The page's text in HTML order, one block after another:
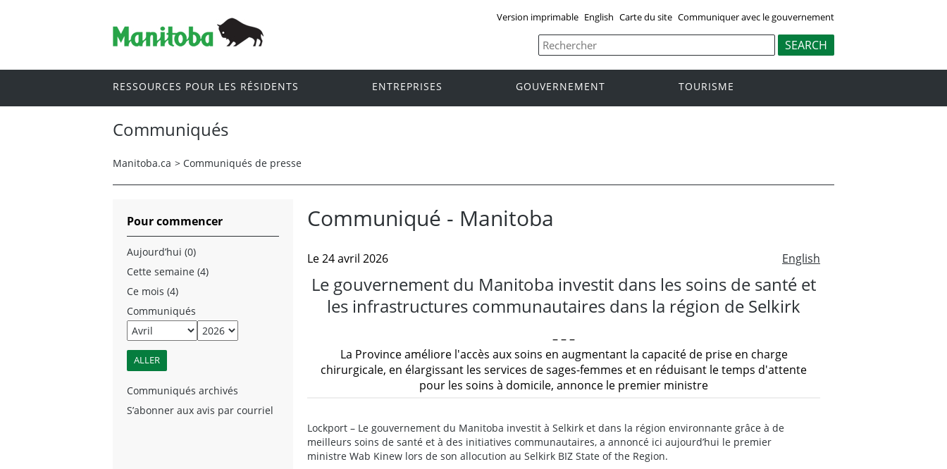
Version imprimable English Carte du site Communiquer avec le gouvernement
RESSOURCES POUR LES RÉSIDENTS ENTREPRISES GOUVERNEMENT TOURISME
Communiqués
Manitoba.ca > Communiqués de presse
Communiqué - Manitoba
English
Le 24 avril 2026
Le gouvernement du Manitoba investit dans les soins de santé et
les infrastructures communautaires dans la région de Selkirk
– – –
La Province améliore l'accès aux soins en augmentant la capacité de prise en charge
chirurgicale, en élargissant les services de sages-femmes et en réduisant le temps d'attente
pour les soins à domicile, annonce le premier ministre
Lockport – Le gouvernement du Manitoba investit à Selkirk et dans la région environnante grâce à de
meilleurs soins de santé et à des initiatives communautaires, a annoncé ici aujourd’hui le premier
ministre Wab Kinew lors de son allocution au Selkirk BIZ State of the Region.
Pour commencer
Aujourd’hui (0)
Cette semaine (4)
Ce mois (4)
Communiqués
Communiqués archivés
S’abonner aux avis par courriel